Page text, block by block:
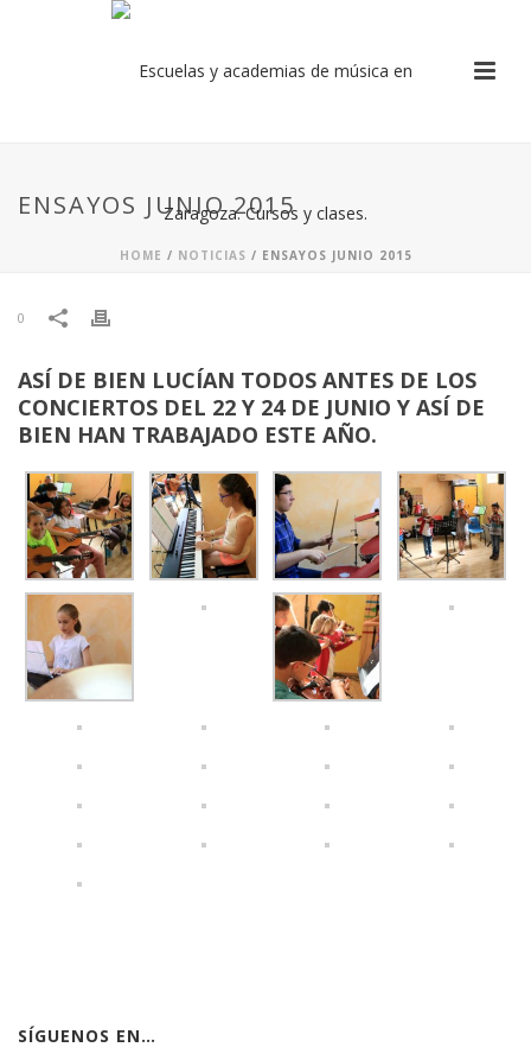
ENSAYOS JUNIO 2015
HOME / NOTICIAS / ENSAYOS JUNIO 2015
0
ASÍ DE BIEN LUCÍAN TODOS ANTES DE LOS
CONCIERTOS DEL 22 Y 24 DE JUNIO Y ASÍ DE
BIEN HAN TRABAJADO ESTE AÑO.
SÍGUENOS EN…